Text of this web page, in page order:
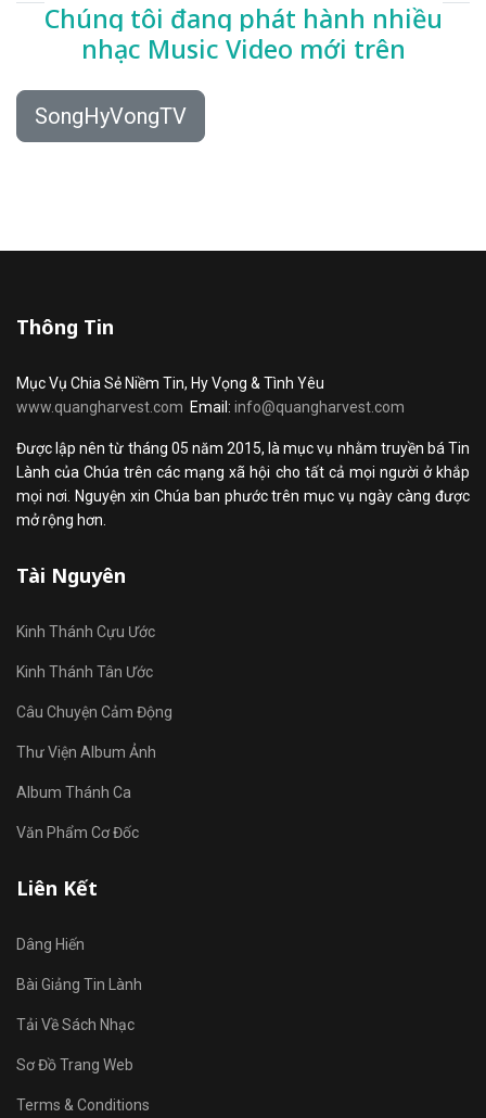
Chúng tôi đang phát hành nhiều
nhạc Music Video mới trên
SongHyVongTV
Thông Tin
Mục Vụ Chia Sẻ Niềm Tin, Hy Vọng & Tình Yêu
www.quangharvest.com Email: info@quangharvest.com
Được lập nên từ tháng 05 năm 2015, là mục vụ nhằm truyền bá Tin
Lành của Chúa trên các mạng xã hội cho tất cả mọi người ở khắp
mọi nơi. Nguyện xin Chúa ban phước trên mục vụ ngày càng được
mở rộng hơn.
Tài Nguyên
Kinh Thánh Cựu Ước
Kinh Thánh Tân Ước
Câu Chuyện Cảm Động
Thư Viện Album Ảnh
Album Thánh Ca
Văn Phẩm Cơ Đốc
Liên Kết
Dâng Hiến
Bài Giảng Tin Lành
Tải Về Sách Nhạc
Sơ Đồ Trang Web
Terms & Conditions